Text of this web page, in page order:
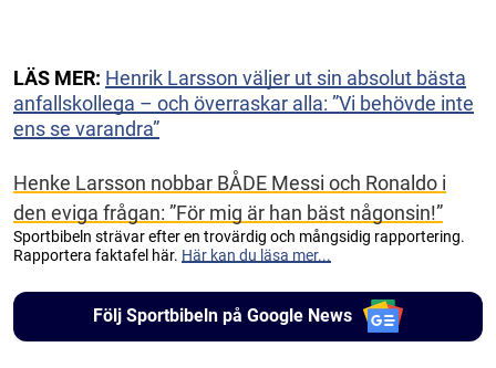
LÄS MER: Henrik Larsson väljer ut sin absolut bästa
anfallskollega – och överraskar alla: ”Vi behövde inte
ens se varandra”
Henke Larsson nobbar BÅDE Messi och Ronaldo i
den eviga frågan: ”För mig är han bäst någonsin!”
Sportbibeln strävar efter en trovärdig och mångsidig rapportering.
Rapportera faktafel här. Här kan du läsa mer...
Följ Sportbibeln på Google News